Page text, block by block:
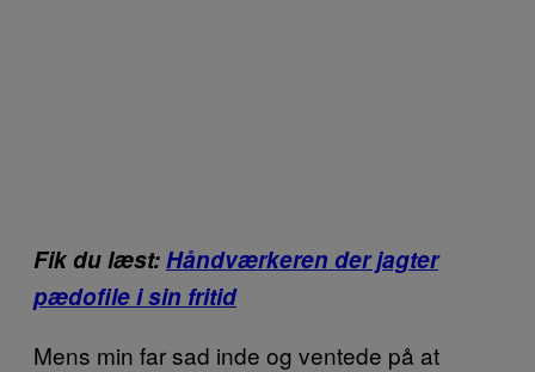
Fik du læst:Håndværkeren der jagter
pædofile i sin fritid
Mens min far sad inde og ventede på at